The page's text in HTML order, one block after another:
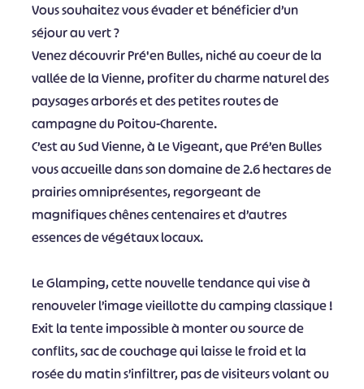
Vous souhaitez vous évader et bénéficier d’un
séjour au vert ?
Venez découvrir Pré'en Bulles, niché au coeur de la
vallée de la Vienne, profiter du charme naturel des
paysages arborés et des petites routes de
campagne du Poitou-Charente.
C’est au Sud Vienne, à Le Vigeant, que Pré’en Bulles
vous accueille dans son domaine de 2.6 hectares de
prairies omniprésentes, regorgeant de
magnifiques chênes centenaires et d’autres
essences de végétaux locaux.
Le Glamping, cette nouvelle tendance qui vise à
renouveler l’image vieillotte du camping classique !
Exit la tente impossible à monter ou source de
conflits, sac de couchage qui laisse le froid et la
rosée du matin s’infiltrer, pas de visiteurs volant ou